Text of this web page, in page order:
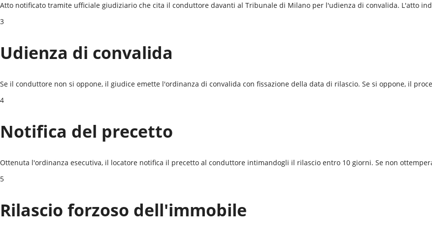
Atto notificato tramite ufficiale giudiziario che cita il conduttore davanti al Tribunale di Milano per l'udienza di convalida. L'atto
3
Udienza di convalida
Se il conduttore non si oppone, il giudice emette l'ordinanza di convalida con fissazione della data di rilascio. Se si oppone, il
4
Notifica del precetto
Ottenuta l'ordinanza esecutiva, il locatore notifica il precetto al conduttore intimandogli il rilascio entro 10 giorni. Se non
5
Rilascio forzoso dell'immobile